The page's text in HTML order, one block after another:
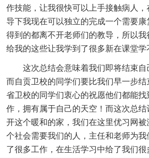
作技能，让我很快可以上手接触病人
导下我现在可以独立的完成一个需要
得到的都离不开老师们的教导，所以
给我的这些让我学到了很多新在课堂学
这次总结会意味着我们即将结束自
而自贡卫校的同学们要比我们早一步
省卫校的同学们衷心的祝愿他们都能
作，拥有属于自己的天空！而这次总
开这个暖和的家，我们在这里优习网
个社会需要我们的人，主任和老师为
了很多工作，在生活学习中给了我们